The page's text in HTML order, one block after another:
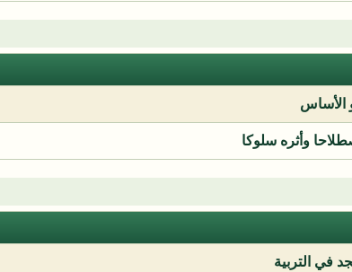
الأساس
وأثره سلوكا
في التربية